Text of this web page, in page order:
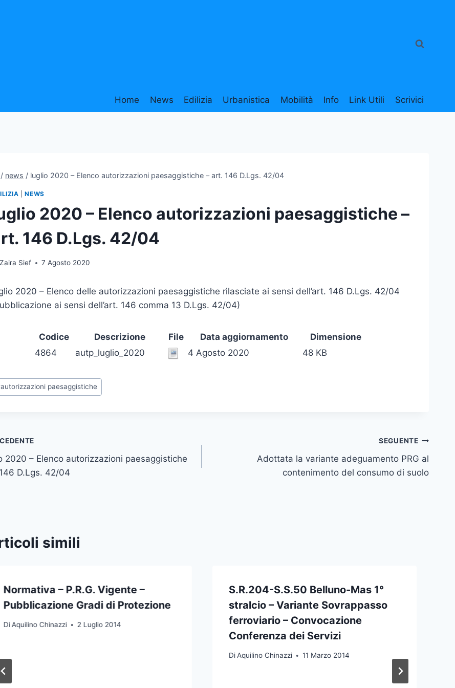
Home News Edilizia Urbanistica Mobilità Info Link Utili Scrivici
/ news / luglio 2020 – Elenco autorizzazioni paesaggistiche – art. 146 D.Lgs. 42/04
|NEWS
2020 – Elenco autorizzazioni paesaggistiche –
146 D.Lgs. 42/04
Zaira Sief 7 Agosto 2020
2020 – Elenco delle autorizzazioni paesaggistiche rilasciate ai sensi dell’art. 146 D.Lgs. 42/04
ai sensi dell’art. 146 comma 13 D.Lgs. 42/04)
Codice Descrizione File Data aggiornamento
Dimensione
4864
autp_luglio_2020 4 Agosto 2020 48 KB
autorizzazioni paesaggistiche
2020 – Elenco autorizzazioni paesaggistiche
D.Lgs. 42/04
SEGUENTE
Adottata la variante adeguamento PRG al
contenimento del consumo di suolo
simili
Normativa – P.R.G. Vigente –
Pubblicazione Gradi di Protezione
DiAquilino Chinazzi 2 Luglio 2014
S.R.204-S.S.50 Belluno-Mas 1°
stralcio – Variante Sovrappasso
ferroviario – Convocazione
Conferenza dei Servizi
Di Aquilino Chinazzi 11 Marzo 2014